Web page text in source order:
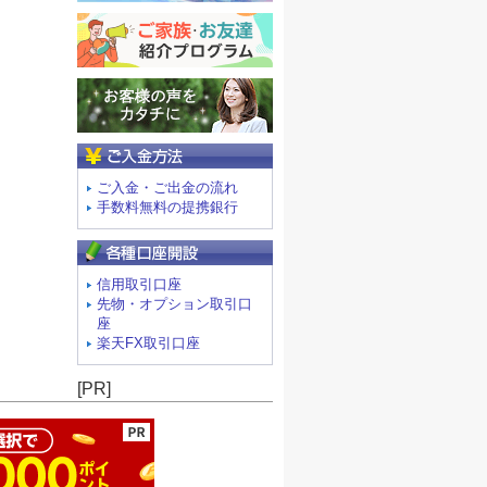
ご入金・ご出金の流れ
手数料無料の提携銀行
信用取引口座
先物・オプション取引口
座
楽天FX取引口座
[PR]